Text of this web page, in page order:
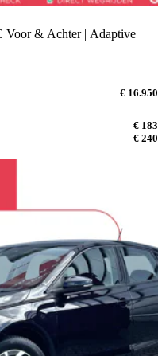
Voor & Achter | Adaptive
€ 16.950
€ 183
€ 240